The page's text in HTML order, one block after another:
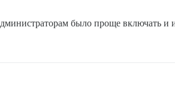
было проще включать и